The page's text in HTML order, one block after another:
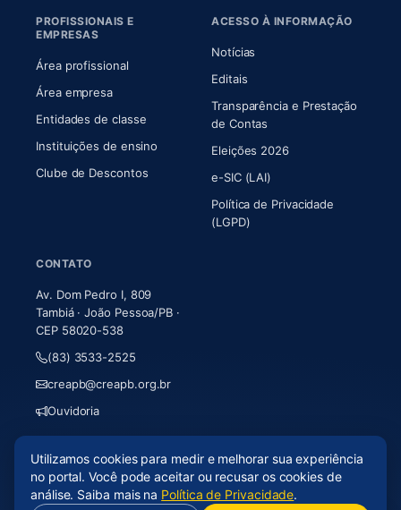
PROFISSIONAIS E
EMPRESAS
Área profissional
Área empresa
Entidades de classe
Instituições de ensino
Clube de Descontos
ACESSO À INFORMAÇÃO
Notícias
Editais
Transparência e Prestação
de Contas
Eleições 2026
e-SIC (LAI)
Política de Privacidade
(LGPD)
CONTATO
Av. Dom Pedro I, 809
Tambiá · João Pessoa/PB ·
CEP 58020-538
(83) 3533-2525
creapb@creapb.org.br
Ouvidoria
© 2026 CREA-PB · Todos os direitos reservados
Acessibilidade
Mapa do site· LGPD
Utilizamos cookies para medir e melhorar sua experiência
no portal. Você pode aceitar ou recusar os cookies de
análise. Saiba mais na Política de Privacidade.